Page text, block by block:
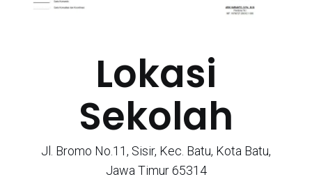
Lokasi
Sekolah
Jl. Bromo No.11, Sisir, Kec. Batu, Kota Batu,
Jawa Timur 65314